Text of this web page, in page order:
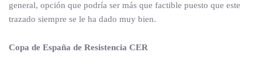
general, opción que podría ser más que factible puesto que este
trazado siempre se le ha dado muy bien.
Copa de España de Resistencia CER